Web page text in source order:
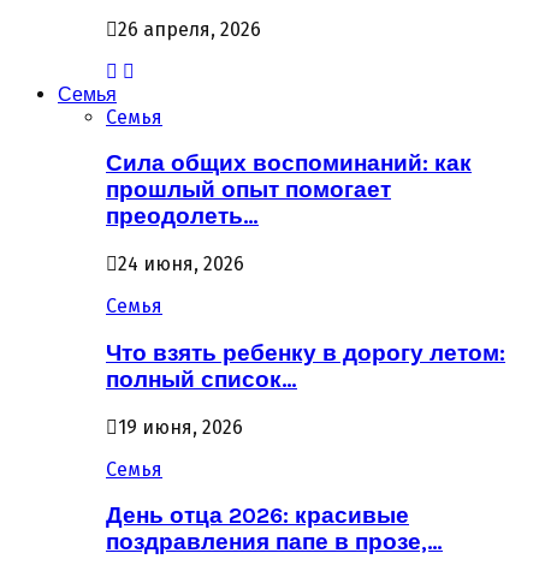
26 апреля, 2026
Семья
Семья
Сила общих воспоминаний: как
прошлый опыт помогает
преодолеть…
24 июня, 2026
Семья
Что взять ребенку в дорогу летом:
полный список…
19 июня, 2026
Семья
День отца 2026: красивые
поздравления папе в прозе,…